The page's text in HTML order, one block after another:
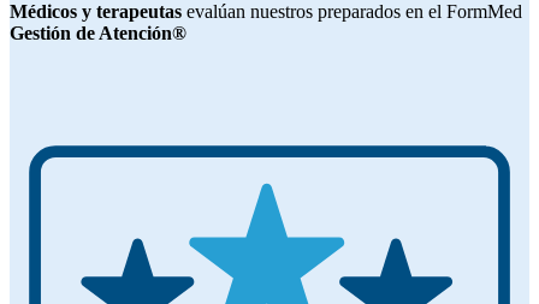
Médicos y terapeutas evalúan nuestros preparados en el FormMed
Gestión de Atención®